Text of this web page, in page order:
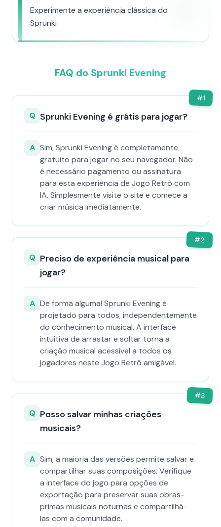
Experimente a experiência clássica do
Sprunki
FAQ do Sprunki Evening
#1
Q Sprunki Evening é grátis para jogar?
A Sim, Sprunki Evening é completamente
gratuito para jogar no seu navegador. Não
é necessário pagamento ou assinatura
para esta experiência de Jogo Retrô com
IA. Simplesmente visite o site e comece a
criar música imediatamente.
#2
Q Preciso de experiência musical para
jogar?
A De forma alguma! Sprunki Evening é
projetado para todos, independentemente
do conhecimento musical. A interface
intuitiva de arrastar e soltar torna a
criação musical acessível a todos os
jogadores neste Jogo Retrô amigável.
#3
Q Posso salvar minhas criações
musicais?
A Sim, a maioria das versões permite salvar e
compartilhar suas composições. Verifique
a interface do jogo para opções de
exportação para preservar suas obras-
primas musicais noturnas e compartilhá-
las com a comunidade.